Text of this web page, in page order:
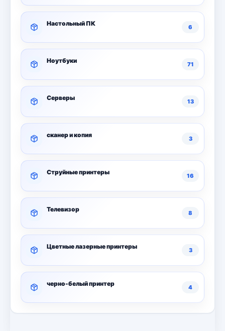
Настольный ПК 6
Ноутбуки 71
Серверы 13
сканер и копия 3
Струйные принтеры 16
Телевизор 8
Цветные лазерные принтеры 3
черно-белый принтер 4